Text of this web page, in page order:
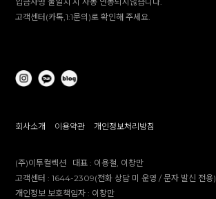
고객센터(카톡,1:1문의)로 확인해 주세요.
회사소개 이용약관 개인정보처리방침
(주)이투컬렉션 대표 : 이용철, 이창만
고객센터 :1644-2309(전화 상담 미 운영 / 문자 발신 전용)
개인정보 보호책임자 : 이창만